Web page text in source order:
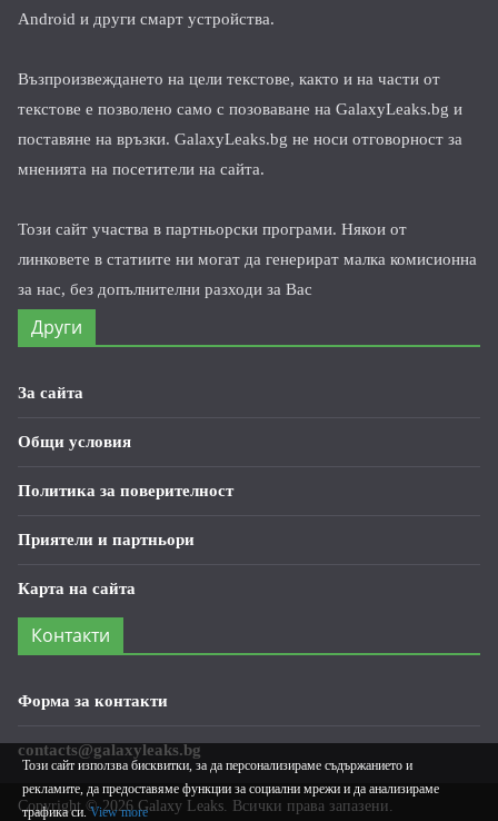
Android и други смарт устройства.
Възпроизвеждането на цели текстове, както и на части от
текстове е позволено само с позоваване на GalaxyLeaks.bg и
поставяне на връзки. GalaxyLeaks.bg не носи отговорност за
мненията на посетители на сайта.
Този сайт участва в партньорски програми. Някои от
линковете в статиите ни могат да генерират малка комисионна
за нас, без допълнителни разходи за Вас
Други
За сайта
Общи условия
Политика за поверителност
Приятели и партньори
Карта на сайта
Контакти
Форма за контакти
contacts@galaxyleaks.bg
Copyright © 2026Galaxy Leaks. Всички права запазени.
Този сайт използва бисквитки, за да персонализираме съдържанието и
рекламите, да предоставяме функции за социални мрежи и да анализираме
трафика си.View more